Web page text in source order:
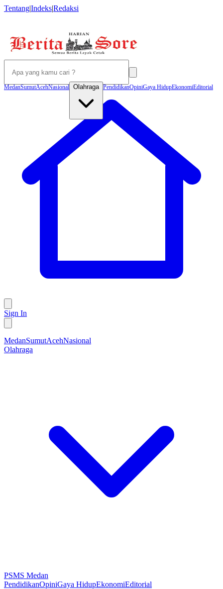
Tentang|Indeks|Redaksi
MedanSumutAcehNasional Olahraga PendidikanOpiniGaya HidupEkonomiEditorial
Sign In
MedanSumutAcehNasional
Olahraga
PSMS Medan
PendidikanOpiniGaya HidupEkonomiEditorial